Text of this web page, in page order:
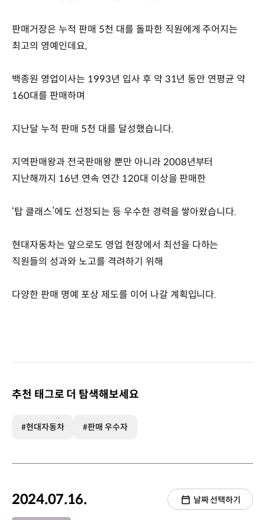
판매거장은 누적 판매 5천 대를 돌파한 직원에게 주어지는
최고의 영예인데요,
백종원 영업이사는 1993년 입사 후 약 31년 동안 연평균 약
160대를 판매하며
지난달 누적 판매 5천 대를 달성했습니다.
지역판매왕과 전국판매왕 뿐만 아니라 2008년부터
지난해까지 16년 연속 연간 120대 이상을 판매한
‘탑 클래스’에도 선정되는 등 우수한 경력을 쌓아왔습니다.
현대자동차는 앞으로도 영업 현장에서 최선을 다하는
직원들의 성과와 노고를 격려하기 위해
다양한 판매 명예 포상 제도를 이어 나갈 계획입니다.
추천 태그로 더 탐색해보세요
#현대자동차 #판매 우수자
2024.07.16. 날짜 선택하기